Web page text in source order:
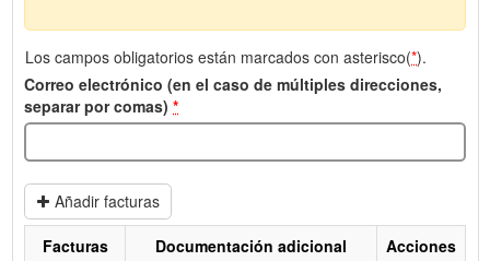
Los campos obligatorios están marcados con asterisco(*).
Correo electrónico (en el caso de múltiples direcciones,
separar por comas) *
Añadir facturas
Facturas Documentación adicional Acciones